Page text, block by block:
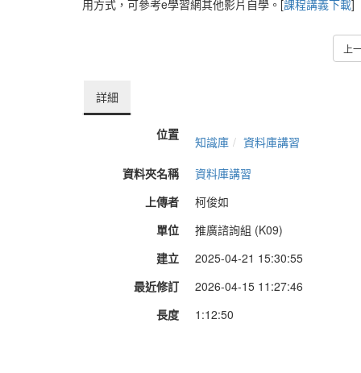
用方式，可參考e學習網其他影片自學。[課程講義下載]
上
詳細
位置 知識庫
資料庫講習
資料夾名稱
資料庫講習
上傳者
柯俊如
單位
推廣諮詢組 (K09)
建立
2025-04-21 15:30:55
最近修訂
2026-04-15 11:27:46
長度
1:12:50